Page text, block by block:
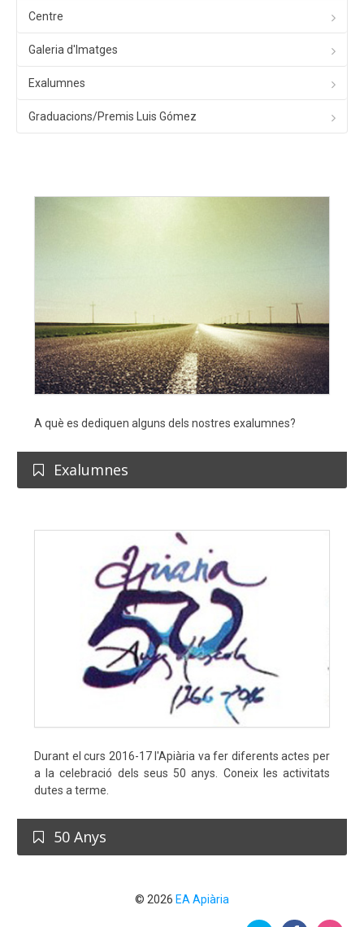
Centre
Galeria d'Imatges
Exalumnes
Graduacions/Premis Luis Gómez
A què es dediquen alguns dels nostres exalumnes?
Exalumnes
Durant el curs 2016-17 l'Apiària va fer diferents actes per
a la celebració dels seus 50 anys. Coneix les activitats
dutes a terme.
50 Anys
© 2026 EA Apiària